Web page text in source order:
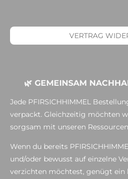
VERTRAG
🌿 GEMEINSAM
Jede PFIRSICHHIMMEL
verpackt. Gleichzeitig möchten
sorgsam mit unseren
Wenn du bereits
und/oder bewusst auf einzelne
verzichten möchtest, genügt ein